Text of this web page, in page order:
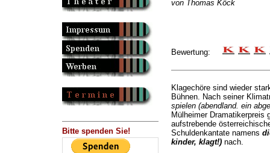
Bitte spenden Sie!
von Thomas Köck
Bewertung:
Klagechöre sind wieder
Bühnen. Nach seiner
spielen (abendland. ein
Mülheimer Dramatikerpreis
aufstrebende
Schuldenkantate namens
kinder, klagt!)nach.